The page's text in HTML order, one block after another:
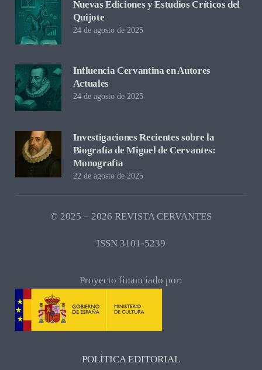
Nuevas Ediciones y Estudios Críticos del
Quijote
24 de agosto de 2025
Influencia Cervantina en Autores
Actuales
24 de agosto de 2025
Investigaciones Recientes sobre la
Biografía de Miguel de Cervantes:
Monografía
22 de agosto de 2025
© 2025 – 2026 REVISTA CERVANTES
ISSN 3101-5239
Proyecto financiado por:
POLÍTICA EDITORIAL